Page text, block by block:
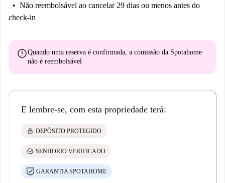
Não reembolsável ao cancelar 29 dias ou menos antes do
check-in
errorQuando uma reserva é confirmada, a comissão da Spotahome
não é reembolsável
E lembre-se, com esta propriedade terá:
lock DEPÓSITO PROTEGIDO
check_circle SENHORIO VERIFICADO
GARANTIA SPOTAHOME